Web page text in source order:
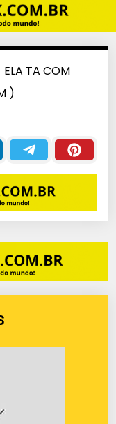
TA COM
)